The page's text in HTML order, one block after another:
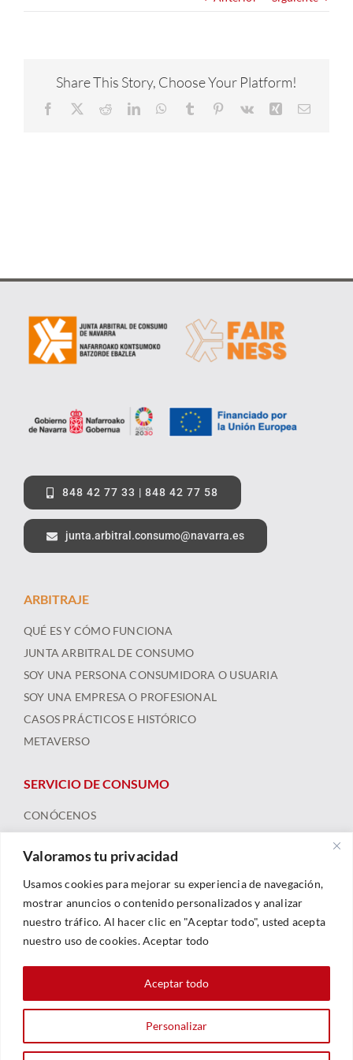
Valoramos tu privacidad
Usamos cookies para mejorar su experiencia de navegación,
mostrar anuncios o contenido personalizados y analizar
nuestro tráfico. Al hacer clic en "Aceptar todo", usted acepta
nuestro uso de cookies. Aceptar todo
Personalizar
Aceptar todo
CONTACTA
Share This Story, Choose Your Platform!
Facebook RedditLinkedInWhatsApp
Tumblr Pinterest
Vk Xing Correo
848 42 77 33 | 848 42 77 58
junta.arbitral.consumo@navarra.es
ARBITRAJE
QUÉ ES Y CÓMO FUNCIONA
JUNTA ARBITRAL DE CONSUMO
SOY UNA PERSONA CONSUMIDORA O USUARIA
SOY UNA EMPRESA O PROFESIONAL
CASOS PRÁCTICOS E HISTÓRICO
METAVERSO
SERVICIO DE CONSUMO
CONÓCENOS
FORMACIÓN Y RECURSOS
NOTICIAS
Política De Privacidad|Política De Cookies
Sarhe Consultoría